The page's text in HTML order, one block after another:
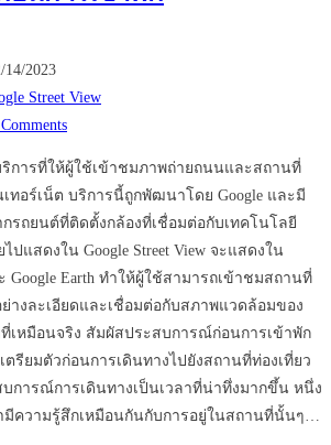
14/2023
Street View
บริการที่ให้ผู้ใช้เข้าชมภาพถ่ายถนนและสถานที่
ทอร์เน็ต บริการนี้ถูกพัฒนาโดย Google และมี
รถยนต์ที่ติดตั้งกล้องที่เชื่อมต่อกับเทคโนโลยี
ปแสดงใน Google Street View จะแสดงใน
Google Earth ทำให้ผู้ใช้สามารถเข้าชมสถานที่
างละเอียดและเชื่อมต่อกับสภาพแวดล้อมของ
เหมือนจริง สัมผัสประสบการณ์ก่อนการเข้าพัก
เตรียมตัวก่อนการเดินทางไปยังสถานที่ท่องเที่ยว
การณ์การเดินทางเป็นเวลาที่น่าทึ่งมากขึ้น หนึ่ง
มีความรู้สึกเหมือนกันกับการอยู่ในสถานที่นั้นๆ…